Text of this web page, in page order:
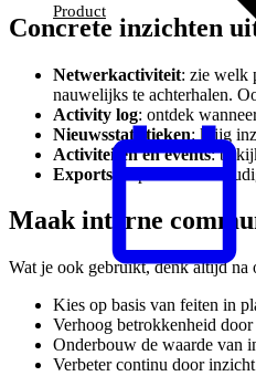
Product
Nederlands
Concrete inzichten
Netwerkactiviteit: zie welk
nauwelijks te achterhalen.
Activity log: ontdek
Nieuwsstatistieken: krijg
Activiteiten en events:
Exports : exporteer
Maak interne
Wat je ook gebruikt, denk altijd na
Kies op basis van feiten in
Verhoog betrokkenheid
Onderbouw de waarde van
Verbeter continu door